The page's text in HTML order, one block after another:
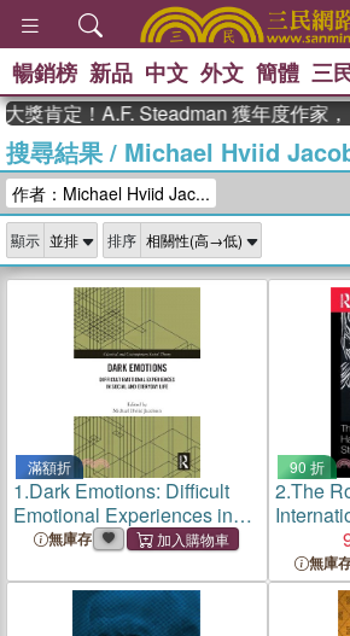
熱搜： 東野圭
、 The
獎 臺灣漫遊錄
登輝時代
偉大的迷走神
暢銷榜 新品 中文 外文 簡體 三
！A.F. Steadman 獲年度作家，《史
搜尋結果/ Michael Hviid
作者：Michael Hviid Jac...
顯示 排序
滿額折
1.Dark Emotions: Difficult
Emotional Experiences in
Social and Everyday Life
無庫存
90 折
2.The
無庫